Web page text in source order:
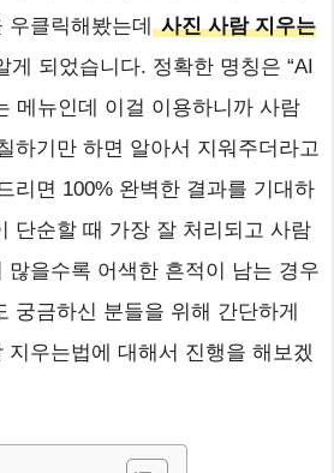
우클릭해봤는데 사진 사람 지우는
게 되었습니다. 정확한 명칭은 “AI
메뉴인데 이걸 이용하니까 사람
하기만 하면 알아서 지워주더라고
리면 100% 완벽한 결과를 기대하
단순할 때 가장 잘 처리되고 사람
많을수록 어색한 흔적이 남는 경우
궁금하신 분들을 위해 간단하게
지우는법에 대해서 진행을 해보겠